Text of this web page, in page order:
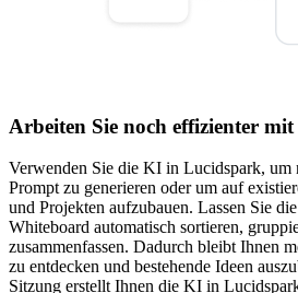
Arbeiten Sie noch effizienter
Verwenden Sie die KI in Lucidspark, um
Prompt zu generieren oder um auf
und Projekten aufzubauen. Lassen Sie
Whiteboard automatisch sortieren,
zusammenfassen. Dadurch bleibt Ihnen
zu entdecken und bestehende Ideen
Sitzung erstellt Ihnen die KI in